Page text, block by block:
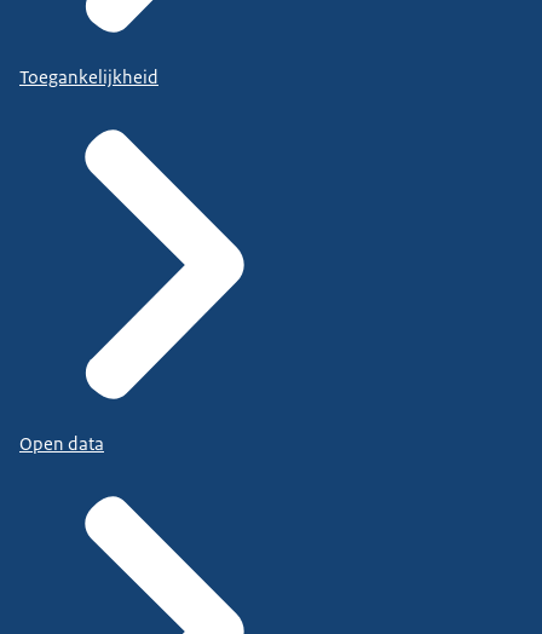
Toegankelijkheid
Open data